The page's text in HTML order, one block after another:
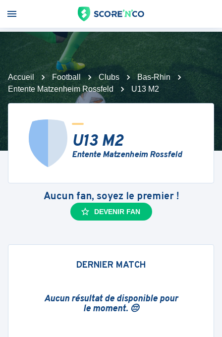
Accueil Football Clubs
Bas-Rhin
Entente Matzenheim Rossfeld
U13 M2
U13 M2
Entente Matzenheim Rossfeld
Aucun fan, soyez le premier !
DEVENIR FAN
DERNIER MATCH
Aucun résultat de disponible pour
le moment. 😔